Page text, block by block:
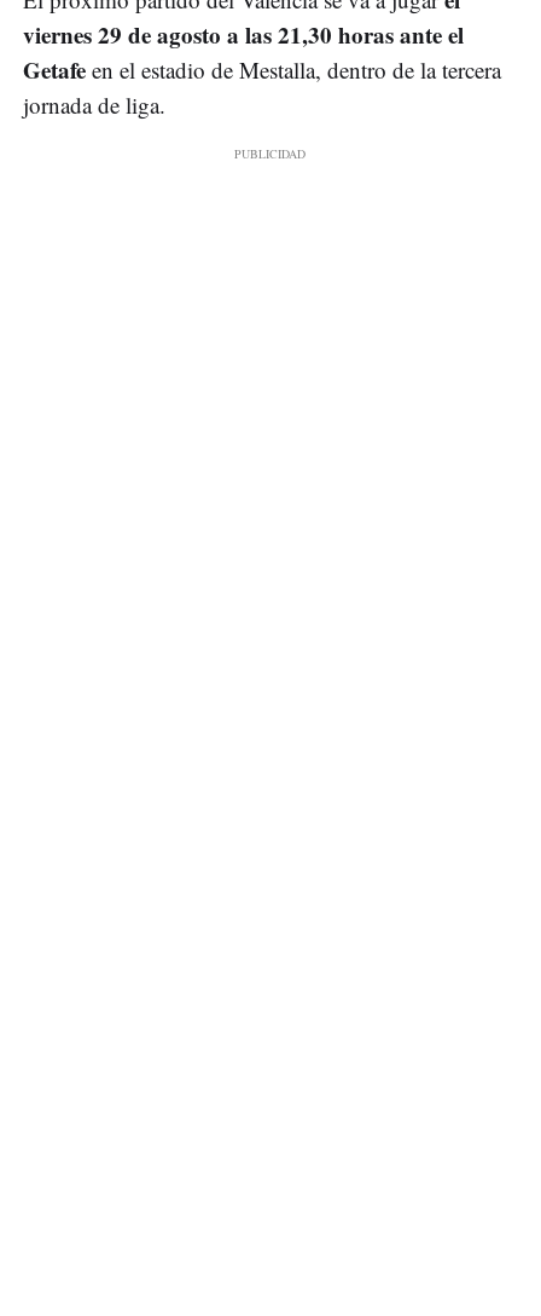
viernes 29 de agosto a las 21,30 horas ante el
Getafe en el estadio de Mestalla, dentro de la tercera
jornada de liga.